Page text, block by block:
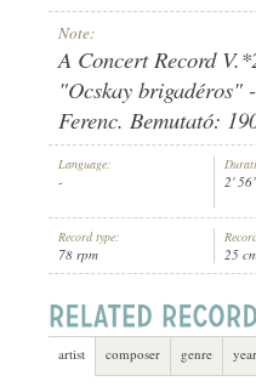
PUBLICATION:
Note:
A Concert Record
"Ocskay brigadéros"
Ferenc. Bemutató:
Language:
- 2'
Record type:
78 rpm 25
artist composer genre year